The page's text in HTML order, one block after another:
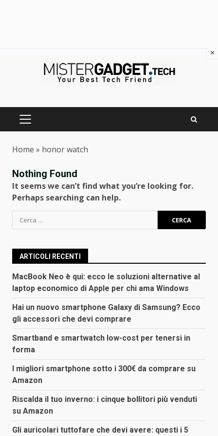
PRIMARY
Home » honor watch
Nothing Found
It seems we can’t find what you’re looking for.
Perhaps searching can help.
Ricerca
per:
ARTICOLI RECENTI
MacBook Neo è qui: ecco le soluzioni alternative al
laptop economico di Apple per chi ama Windows
Hai un nuovo smartphone Galaxy di Samsung? Ecco
gli accessori che devi comprare
Smartband e smartwatch low-cost per tenersi in
forma
I migliori smartphone sotto i 300€ da comprare su
Amazon
Riscalda il tuo inverno: i cinque bollitori più venduti
su Amazon
Gli auricolari tuttofare che devi avere: questi i 5
×